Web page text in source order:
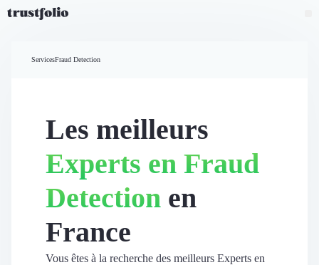
Widgets d'avis
Partage d’avis multicanal
Vidéo de témoignage
Parrainage
Intent data
Révéler le réseau
Vitrine & média
Suivi du ROI
ServicesFraud Detection
Les meilleurs
Experts en Fraud
Detection en
France
Vous êtes à la recherche des meilleurs Experts en